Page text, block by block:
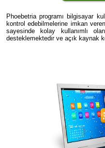
Phoebetria programı bilgisayar
kontrol edebilmelerine imkan
sayesinde kolay kullanımlı
desteklemektedir ve açık kaynak